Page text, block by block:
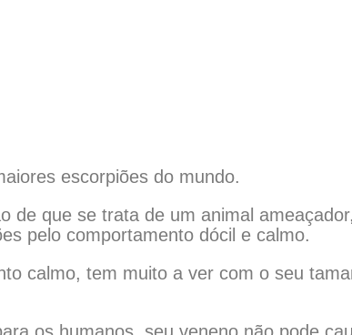
escorpiões do mundo.
de que se trata de um animal
pelo comportamento dócil e calmo.
calmo, tem muito a ver com o seu